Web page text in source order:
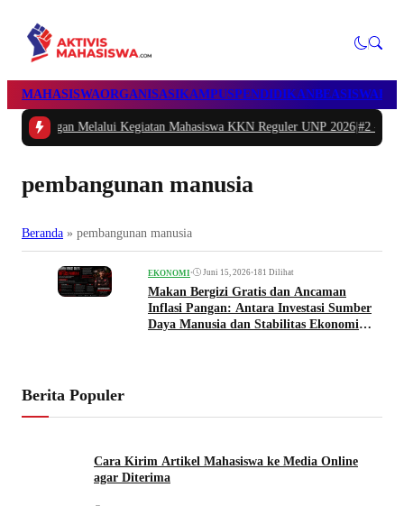
MAHASISWAORGANISASIKAMPUSPENDIDIKANBEASISWA
Kegiatan Mahasiswa KKN Reguler UNP 2026|#2 -Peduli Generasi
pembangunan manusia
Beranda » pembangunan manusia
EKONOMI • Juni 15, 2026•181 Dilihat
Makan Bergizi Gratis dan Ancaman
Inflasi Pangan: Antara Investasi Sumber
Daya Manusia dan Stabilitas Ekonomi
Berita Populer
Cara Kirim Artikel Mahasiswa ke Media Online
agar Diterima